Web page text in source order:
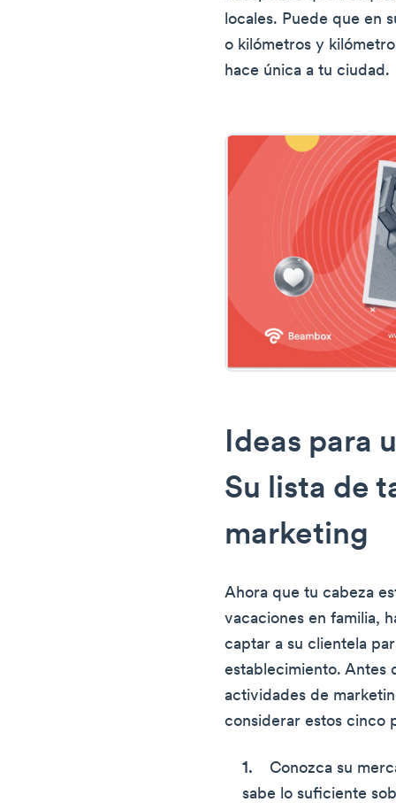
locales. Puede que en
o kilómetros y
hace única a tu ciudad.
Ideas para
Su lista de
marketing
Ahora que tu cabeza
vacaciones en familia,
captar a su clientela
establecimiento. Antes
actividades de
considerar estos cinco
Conozca su
sabe lo suficiente